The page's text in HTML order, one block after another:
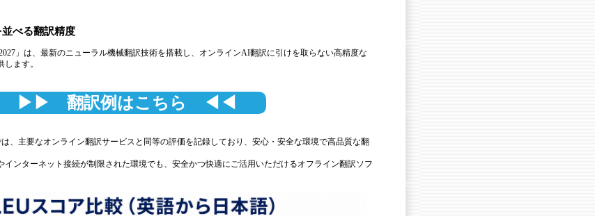
べる翻訳精度
」は、最新のニューラル機械翻訳技術を搭載し、オンラインAI翻訳に引けを取らない高精度な
ます。
▶▶ 翻訳例はこちら ◀◀
は、主要なオンライン翻訳サービスと同等の評価を記録しており、安心・安全な環境で高品質な翻
インターネット接続が制限された環境でも、安全かつ快適にご活用いただけるオフライン翻訳ソフ